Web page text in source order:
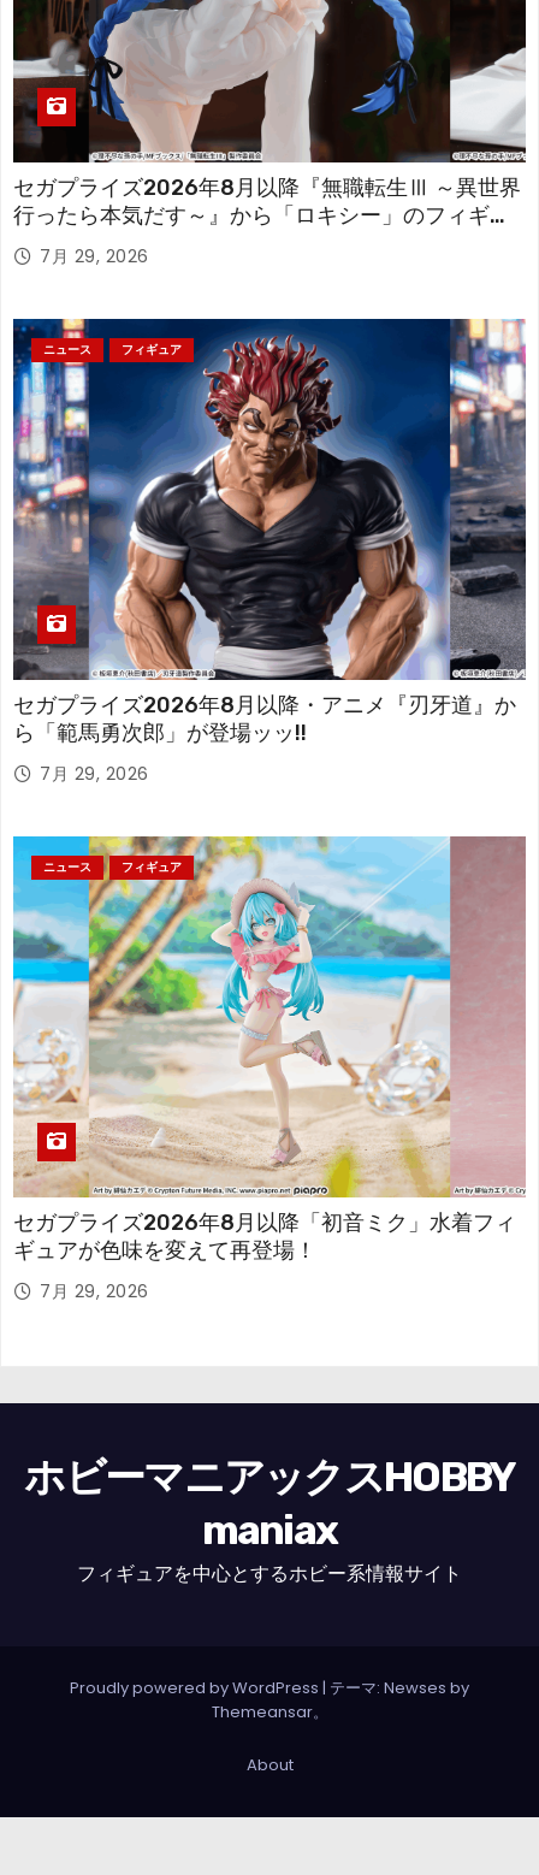
セガプライズ2026年8月以降『無職転生Ⅲ ～異世界
行ったら本気だす～』から「ロキシー」のフィギュ
アが登場！
7月 29, 2026
ニュース フィギュア
セガプライズ2026年8月以降・アニメ『刃牙道』か
ら「範馬勇次郎」が登場ッッ!!
7月 29, 2026
ニュース フィギュア
セガプライズ2026年8月以降「初音ミク」水着フィ
ギュアが色味を変えて再登場！
7月 29, 2026
ホビーマニアックスHOBBY
maniax
フィギュアを中心とするホビー系情報サイト
Proudly powered by WordPress | テーマ: Newses by
Themeansar。
About